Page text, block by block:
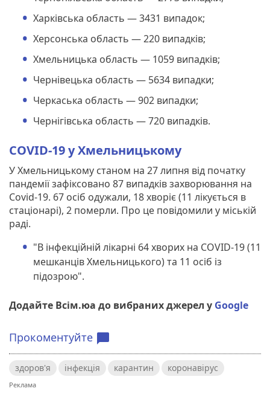
Харківська область — 3431 випадок;
Херсонська область — 220 випадків;
Хмельницька область — 1059 випадків;
Чернівецька область — 5634 випадки;
Черкаська область — 902 випадки;
Чернігівська область — 720 випадків.
COVID-19 у Хмельницькому
У Хмельницькому станом на 27 липня від початку
пандемії зафіксовано 87 випадків захворювання на
Covid-19. 67 осіб одужали, 18 хворіє (11 лікується в
стаціонарі), 2 померли. Про це повідомили у міській
раді.
"В інфекційній лікарні 64 хворих на COVID-19 (11
мешканців Хмельницького) та 11 осіб із
підозрою".
Додайте Всім.юа до вибраних джерел у Google
Прокоментуйте chat_bubble
здоров'я інфекція карантин коронавірус